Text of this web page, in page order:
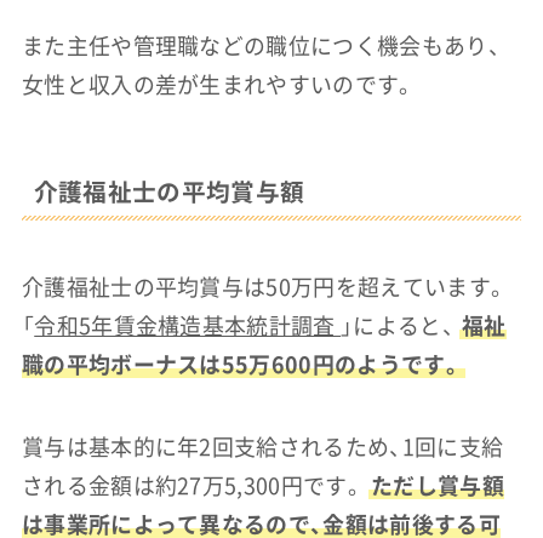
また主任や管理職などの職位につく機会もあり、
女性と収入の差が生まれやすいのです。
介護福祉士の平均賞与額
介護福祉士の平均賞与は50万円を超えています。
「 令和5年賃金構造基本統計調査 」によると、
福祉
職の平均ボーナスは55万600円のようです。
賞与は基本的に年2回支給されるため、1回に支給
される金額は約27万5,300円です。
ただし賞与額
は事業所によって異なるので、金額は前後する可